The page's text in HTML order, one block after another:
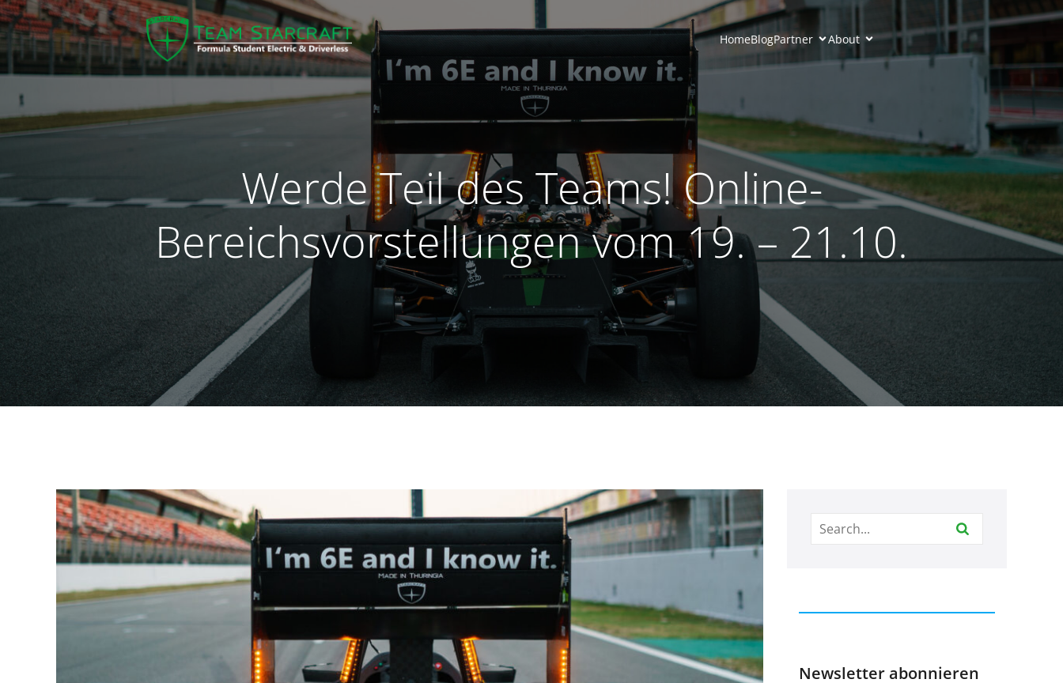
HomeBlogPartner About
Werde Teil des Teams! Online-
Bereichsvorstellungen vom 19. – 21.10.
Newsletter abonnieren